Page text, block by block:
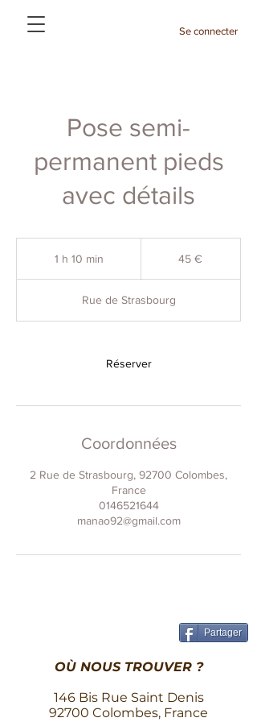
Se connecter
Pose semi-
permanent pieds
avec détails
1 h 10 min
m
i
45 €
Rue de Strasbourg
Réserver
Coordonnées
2 Rue de Strasbourg, 92700 Colombes,
France
0146521644
manao92@gmail.com
Partager
OÙ NOUS TROUVER ?
146 Bis Rue Saint Denis
92700 Colombes, France